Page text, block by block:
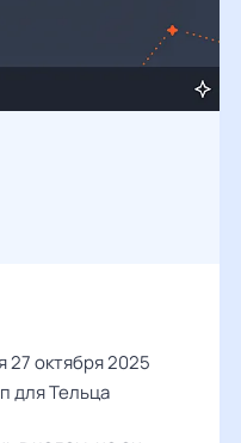
27 октября 2025
для Тельца